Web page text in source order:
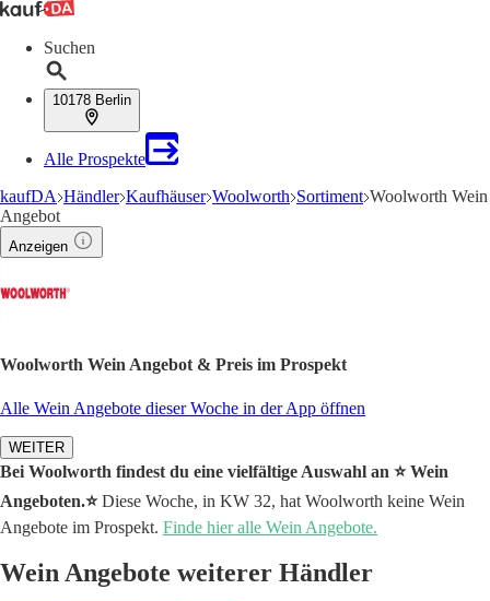
Suchen
10178 Berlin
Alle Prospekte
kaufDA Händler Kaufhäuser Woolworth Sortiment Woolworth Wein
Angebot
Anzeigen
Woolworth Wein Angebot & Preis im Prospekt
Alle Wein Angebote dieser Woche in der App öffnen
WEITER
Bei Woolworth findest du eine vielfältige Auswahl an ⭐️ Wein
Angeboten.⭐️Diese Woche, in KW 32, hat Woolworth keine Wein
Angebote im Prospekt. Finde hier alle Wein Angebote.
Wein Angebote weiterer Händler